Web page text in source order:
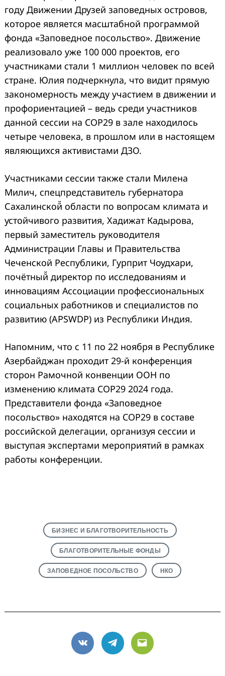
году Движении Друзей заповедных островов,
которое является масштабной программой
фонда «Заповедное посольство». Движение
реализовало уже 100 000 проектов, его
участниками стали 1 миллион человек по всей
стране. Юлия подчеркнула, что видит прямую
закономерность между участием в движении и
профориентацией – ведь среди участников
данной сессии на COP29 в зале находилось
четыре человека, в прошлом или в настоящем
являющихся активистами ДЗО.
Участниками сессии также стали Милена
Милич, спецпредставитель губернатора
Сахалинской̆ области по вопросам климата и
устойчивого развития, Хадижат Кадырова,
первый заместитель руководителя
Администрации Главы и Правительства
Чеченской Республики, Гурприт Чоудхари,
почётный̆ директор по исследованиям и
инновациям Ассоциации профессиональных
социальных работников и специалистов по
развитию (APSWDP) из Республики Индия.
Напомним, что с 11 по 22 ноября в Республике
Азербайджан проходит 29-й конференция
сторон Рамочной конвенции ООН по
изменению климата COP29 2024 года.
Представители фонда «Заповедное
посольство» находятся на COP29 в составе
российской делегации, организуя сессии и
выступая экспертами мероприятий в рамках
работы конференции.
БИЗНЕС И БЛАГОТВОРИТЕЛЬНОСТЬ
БЛАГОТВОРИТЕЛЬНЫЕ ФОНДЫ
ЗАПОВЕДНОЕ ПОСОЛЬСТВО НКО
VK Telegram
Email
Search
for: